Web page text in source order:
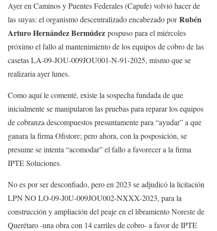
Ayer en Caminos y Puentes Federales (Capufe) volvió hacer de
las suyas: el organismo descentralizado encabezado porRubén
Arturo Hernández Bermúdez pospuso para el miércoles
próximo el fallo al mantenimiento de los equipos de cobro de las
casetas LA-09-JOU-009JOU001-N-91-2025, mismo que se
realizaría ayer lunes.
Como aquí le comenté, existe la sospecha fundada de que
inicialmente se manipularon las pruebas para reparar los equipos
de cobranza descompuestos presuntamente para “ayudar” a que
ganara la firma Ofistore; pero ahora, con la posposición, se
presume se intenta “acomodar” el fallo a favorecer a la firma
IPTE Soluciones.
No es por ser desconfiado, pero en 2023 se adjudicó la licitación
LPN NO LO-09-J0U-009JOU002-NXXX-2023, para la
construcción y ampliación del peaje en el libramiento Noreste de
Querétaro -una obra con 14 carriles de cobro- a favor de IPTE